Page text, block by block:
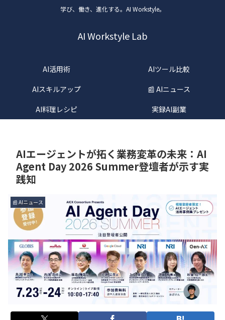
学び、働き、進化する。AI Workstyle。
AI Workstyle Lab
AI活用術
AIツール比較
AIスキルアップ
📰 AIニュース
AI料理レシピ
実録AI副業
AIエージェントが拓く業務変革の未来：AI
Agent Day 2026 Summer登壇者が示す実
践知
📰 AIニュース